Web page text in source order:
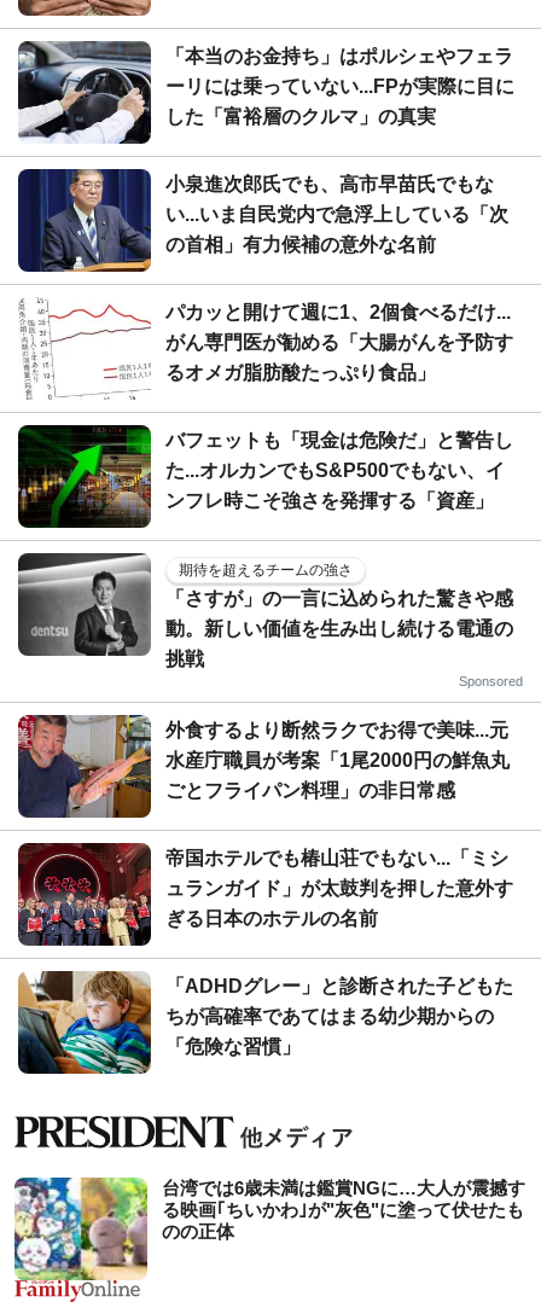
「本当のお金持ち」はポルシェやフェラ
ーリには乗っていない...FPが実際に目に
した「富裕層のクルマ」の真実
小泉進次郎氏でも、高市早苗氏でもな
い...いま自民党内で急浮上している「次
の首相」有力候補の意外な名前
パカッと開けて週に1、2個食べるだけ...
がん専門医が勧める「大腸がんを予防す
るオメガ脂肪酸たっぷり食品」
バフェットも「現金は危険だ」と警告し
た...オルカンでもS&P500でもない、イ
ンフレ時こそ強さを発揮する「資産」
期待を超えるチームの強さ
「さすが」の一言に込められた驚きや感
動。新しい価値を生み出し続ける電通の
挑戦
Sponsored
外食するより断然ラクでお得で美味...元
水産庁職員が考案「1尾2000円の鮮魚丸
ごとフライパン料理」の非日常感
帝国ホテルでも椿山荘でもない...「ミシ
ュランガイド」が太鼓判を押した意外す
ぎる日本のホテルの名前
「ADHDグレー」と診断された子どもた
ちが高確率であてはまる幼少期からの
「危険な習慣」
台湾では6歳未満は鑑賞NGに…大人が震撼す
る映画｢ちいかわ｣が"灰色"に塗って伏せたも
のの正体